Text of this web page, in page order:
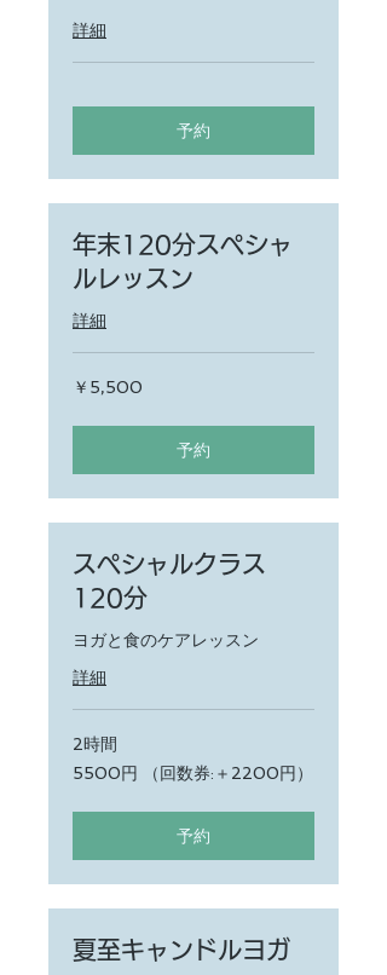
詳細
予約
年末120分スペシャ
ルレッスン
詳細
5,500
円
￥5,500
予約
スペシャルクラス
120分
ヨガと食のケアレッスン
詳細
2時間
5500
円
数
2200
5500円 （回数券:＋2200円）
予約
夏至キャンドルヨガ